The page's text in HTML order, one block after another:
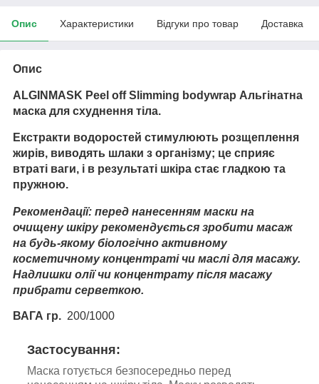
Опис Характеристики Відгуки про товар Доставка
Опис
ALGINMASK Peel off Slimming bodywrap Альгінатна
маска для схуднення тіла.
Екстракти водоростей стимулюють розщеплення
жирів, виводять шлаки з організму; це сприяє
втраті ваги, і в результаті шкіра стає гладкою та
пружною.
Рекомендації: перед нанесенням маски на
очищену шкіру рекомендується зробити масаж
на будь-якому біологічно активному
косметичному концентраті чи маслі для масажу.
Надлишки олії чи концентрату після масажу
прибрати серветкою.
ВАГА гр. 200/1000
Застосування:
Маска готується безпосередньо перед